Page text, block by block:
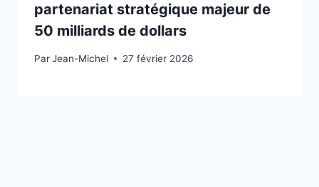
partenariat stratégique majeur de
50 milliards de dollars
ParJean-Michel
27 février 2026 27 février 2026